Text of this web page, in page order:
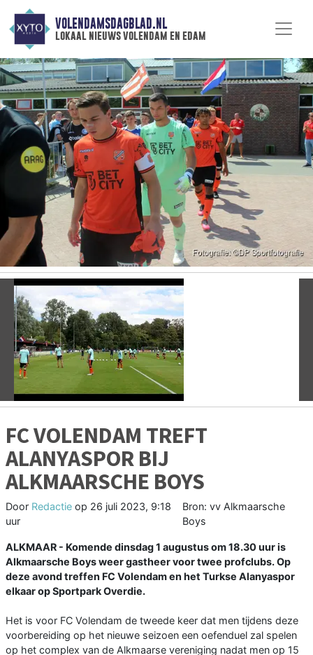
VOLENDAMSDAGBLAD.NL
lokaal nieuws volendam en edam
Vorige
FC VOLENDAM TREFT
ALANYASPOR BIJ
ALKMAARSCHE BOYS
Door Redactie op 26 juli 2023, 9:18
uur
Bron: vv Alkmaarsche
Boys
ALKMAAR - Komende dinsdag 1 augustus om 18.30 uur is
Alkmaarsche Boys weer gastheer voor twee profclubs. Op
deze avond treffen FC Volendam en het Turkse Alanyaspor
elkaar op Sportpark Overdie.
Het is voor FC Volendam de tweede keer dat men tijdens deze
voorbereiding op het nieuwe seizoen een oefenduel zal spelen
op het complex van de Alkmaarse vereniging nadat men op 15